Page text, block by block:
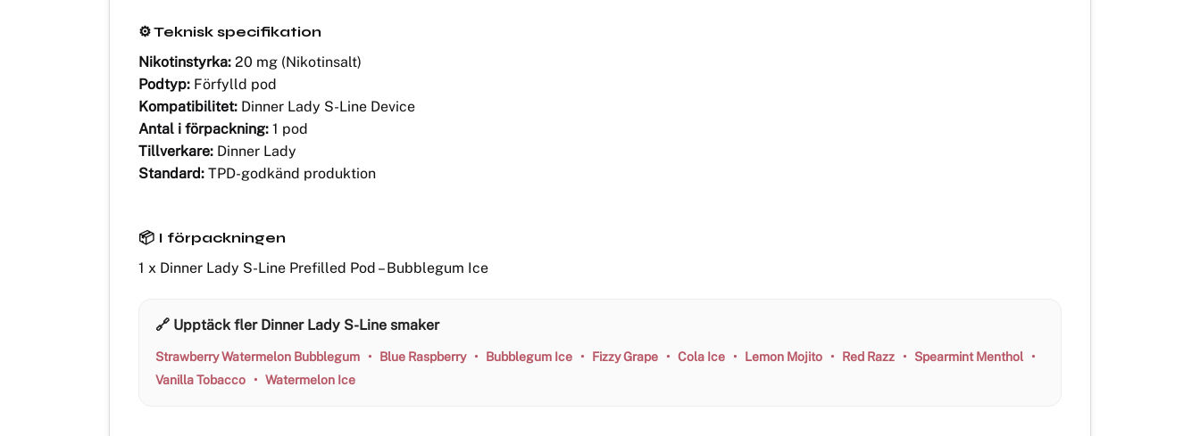
⚙️ Teknisk specifikation
Nikotinstyrka: 20 mg (Nikotinsalt)
Podtyp: Förfylld pod
Kompatibilitet: Dinner Lady S-Line Device
Antal i förpackning: 1 pod
Tillverkare: Dinner Lady
Standard: TPD-godkänd produktion
📦 I förpackningen
1 x Dinner Lady S-Line Prefilled Pod – Bubblegum Ice
🔗 Upptäck fler Dinner Lady S-Line smaker
Strawberry Watermelon Bubblegum • Blue Raspberry • Bubblegum Ice • Fizzy Grape • Cola Ice • Lemon Mojito • Red Razz • Spearmint Menthol
•
Vanilla Tobacco
• Watermelon Ice